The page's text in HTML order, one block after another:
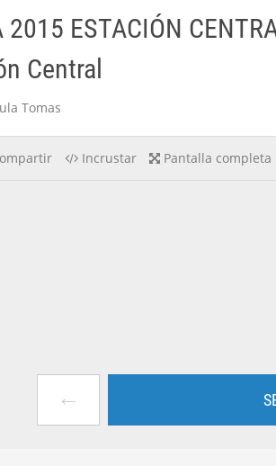
2015 ESTACIÓN
Central
Tomas
Incrustar Pantalla completa
←